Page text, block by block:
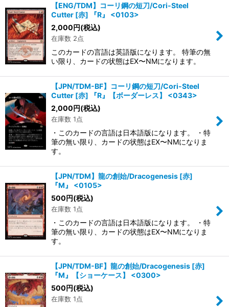
【ENG/TDM】コーリ鋼の短刀/Cori-Steel
Cutter [赤] 『R』 <0103>
2,000円(税込)
在庫数 2点
このカードの言語は英語版になります。 特筆の無
い限り、カードの状態はEX〜NMになります。
【JPN/TDM-BF】コーリ鋼の短刀/Cori-Steel
Cutter [赤] 『R』【ボーダーレス】 <0343>
2,000円(税込)
在庫数 1点
・このカードの言語は日本語版になります。 ・特
筆の無い限り、カードの状態はEX〜NMになりま
す。
【JPN/TDM】龍の創始/Dracogenesis [赤]
『M』 <0105>
500円(税込)
在庫数 1点
・このカードの言語は日本語版になります。 ・特
筆の無い限り、カードの状態はEX〜NMになりま
す。
【JPN/TDM-BF】龍の創始/Dracogenesis [赤]
『M』【ショーケース】 <0300>
500円(税込)
在庫数 1点